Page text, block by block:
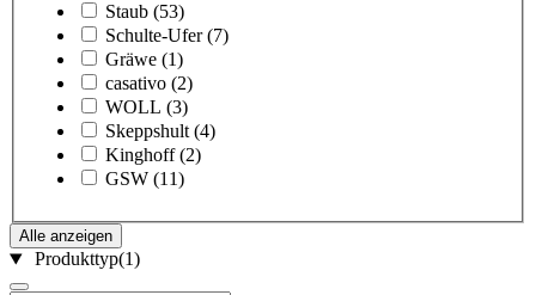
Staub (53)
Schulte-Ufer (7)
Gräwe (1)
casativo (2)
WOLL (3)
Skeppshult (4)
Kinghoff (2)
GSW (11)
Alle anzeigen
Produkttyp(1)